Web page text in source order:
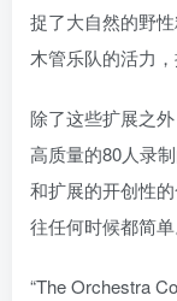
捉了大自然的野
木管乐队的活力
除了这些扩展之
高质量的80人录
和扩展的开创性
往任何时候都简单
“The Orchestra